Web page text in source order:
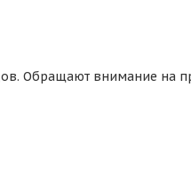
Обращают внимание на